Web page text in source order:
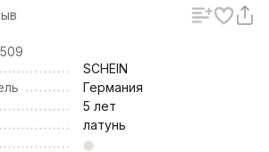
SCHEIN
Германия
5 лет
латунь